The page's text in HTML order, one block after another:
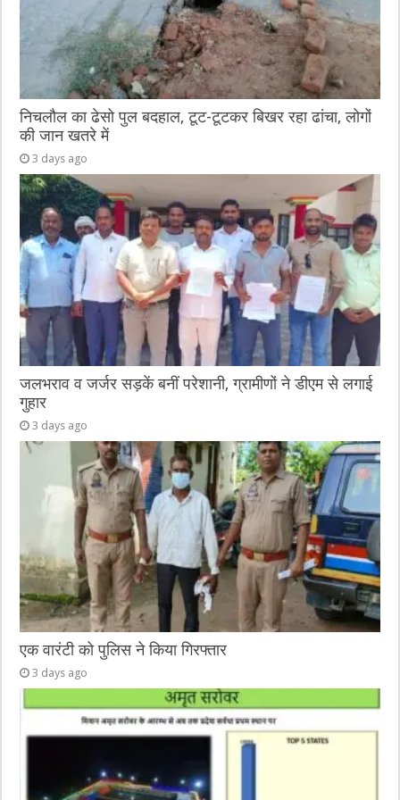
निचलौल का ढेसो पुल बदहाल, टूट-टूटकर बिखर रहा ढांचा, लोगों
की जान खतरे में
3 days ago
जलभराव व जर्जर सड़कें बनीं परेशानी, ग्रामीणों ने डीएम से लगाई
गुहार
3 days ago
एक वारंटी को पुलिस ने किया गिरफ्तार
3 days ago